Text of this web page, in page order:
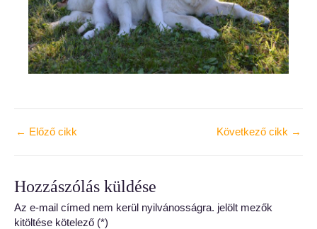
← Előző cikk Következő cikk →
Hozzászólás küldése
Az e-mail címed nem kerül nyilvánosságra. jelölt mezők
kitöltése kötelező (*)